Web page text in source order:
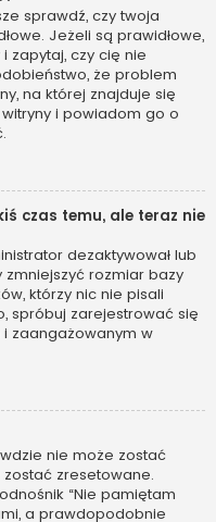
sprawdź, czy twoja
Jeżeli są prawidłowe,
zapytaj, czy cię nie
że problem
na której znajduje się
i powiadom go o
czas temu, ale teraz nie
dezaktywował lub
zmniejszyć rozmiar bazy
którzy nic nie pisali
spróbuj zarejestrować się
zaangażowanym w
nie może zostać
zresetowane.
“Nie pamiętam
a prawdopodobnie